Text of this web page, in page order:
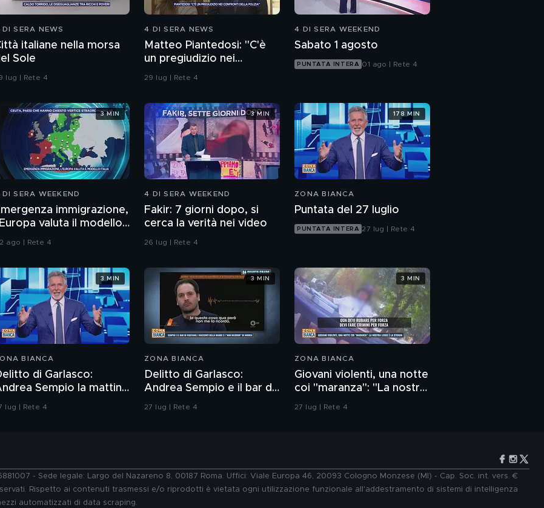
SERA NEWS
italiane nella morsa
Sole
lug | Rete 4
4 DI SERA NEWS
Matteo Piantedosi: "C'è
un pregiudizio nei
confronti della polizia"
29 lug | Rete 4
4 DI SERA WEEKEND
Sabato 1 agosto
PUNTATA INTERA 01 ago | Rete 4
SERA WEEKEND
immigrazione,
valuta il modello
ago | Rete 4
3 MIN
4 DI SERA WEEKEND
Fakir: 7 giorni dopo, si
cerca la verità nei video
26 lug | Rete 4
3 MIN
ZONA BIANCA
Puntata del 27 luglio
PUNTATA INTERA 27 lug | Rete 4
178 MIN
BIANCA
di Garlasco:
Sempio la mattina
del delitto è stato in un
lug | Rete 4
3 MIN
ZONA BIANCA
Delitto di Garlasco:
Andrea Sempio e il bar di
Vigevano e i racconti
27 lug | Rete 4
3 MIN
ZONA BIANCA
Giovani violenti, una notte
coi "maranza": "La nostra
legge è la strada"
27 lug | Rete 4
3 MIN
- Sede legale: Largo del Nazareno 8, 00187 Roma. Uffici: Viale Europa 46, 20093 Cologno Monzese (MI) - Cap. Soc. int. vers. €
Rispetto ai contenuti trasmessi e/o riprodotti è vietata ogni utilizzazione funzionale all'addestramento di sistemi di intelligenza
automatizzati di data scraping.